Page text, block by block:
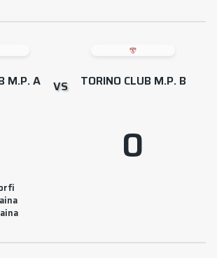
M.P. A VS TORINO CLUB M.P. B
0